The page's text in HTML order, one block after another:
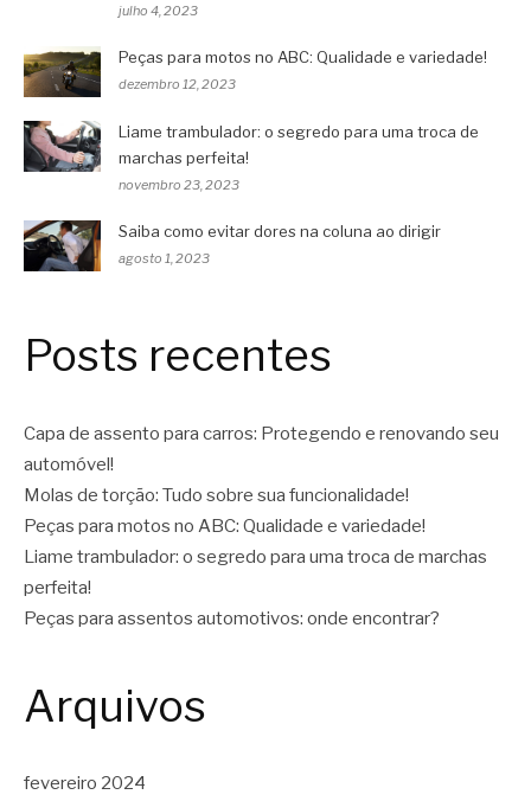
julho 4, 2023
Peças para motos no ABC: Qualidade e variedade!
dezembro 12, 2023
Liame trambulador: o segredo para uma troca de
marchas perfeita!
novembro 23, 2023
Saiba como evitar dores na coluna ao dirigir
agosto 1, 2023
Posts recentes
Capa de assento para carros: Protegendo e renovando seu
automóvel!
Molas de torção: Tudo sobre sua funcionalidade!
Peças para motos no ABC: Qualidade e variedade!
Liame trambulador: o segredo para uma troca de marchas
perfeita!
Peças para assentos automotivos: onde encontrar?
Arquivos
fevereiro 2024